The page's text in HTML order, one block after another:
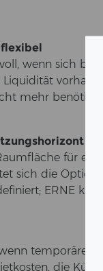
wenn sich bei
mehr be­nö­tigt
für
sich die Op­ti­on
ERNE
tem­po­rä­re
die